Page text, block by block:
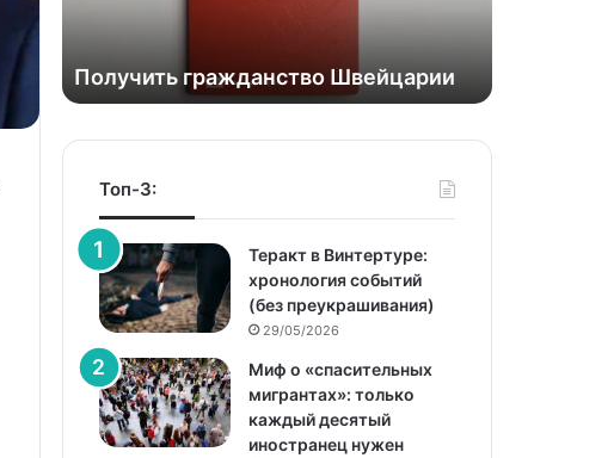
Получить гражданство Швейцарии
Топ-3:
Теракт в Винтертуре:
хронология событий
(без преукрашивания)
29/05/2026
Миф о «спасительных
мигрантах»: только
каждый десятый
иностранец нужен